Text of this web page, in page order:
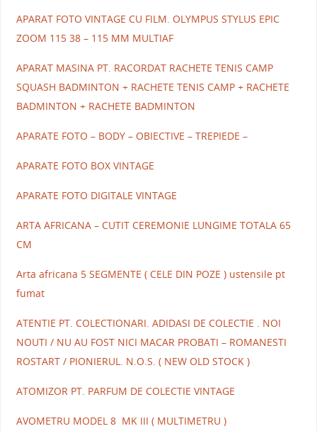
APARAT FOTO VINTAGE CU FILM. OLYMPUS STYLUS EPIC
ZOOM 115 38 – 115 MM MULTIAF
APARAT MASINA PT. RACORDAT RACHETE TENIS CAMP
SQUASH BADMINTON + RACHETE TENIS CAMP + RACHETE
BADMINTON + RACHETE BADMINTON
APARATE FOTO – BODY – OBIECTIVE – TREPIEDE –
APARATE FOTO BOX VINTAGE
APARATE FOTO DIGITALE VINTAGE
ARTA AFRICANA – CUTIT CEREMONIE LUNGIME TOTALA 65
CM
Arta africana 5 SEGMENTE ( CELE DIN POZE ) ustensile pt
fumat
ATENTIE PT. COLECTIONARI. ADIDASI DE COLECTIE . NOI
NOUTI / NU AU FOST NICI MACAR PROBATI – ROMANESTI
ROSTART / PIONIERUL. N.O.S. ( NEW OLD STOCK )
ATOMIZOR PT. PARFUM DE COLECTIE VINTAGE
AVOMETRU MODEL 8 MK III ( MULTIMETRU )